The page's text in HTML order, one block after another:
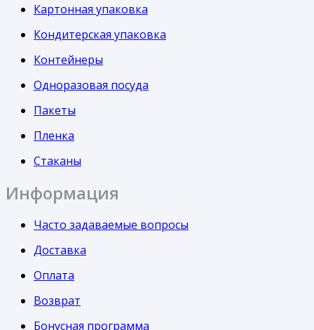
Картонная упаковка
Кондитерская упаковка
Контейнеры
Одноразовая посуда
Пакеты
Пленка
Стаканы
Информация
Часто задаваемые вопросы
Доставка
Оплата
Возврат
Бонусная программа